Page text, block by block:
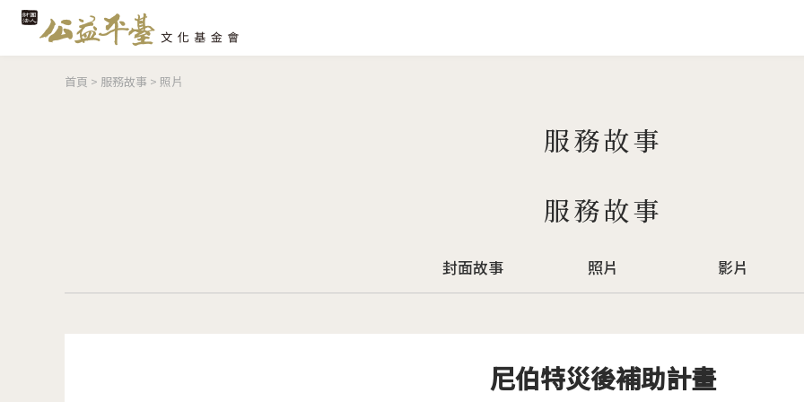
您在這裡
首頁 > 服務故事 > 照片
服務故事
服務故事
封面故事 照片 影片
尼伯特災後補助計畫